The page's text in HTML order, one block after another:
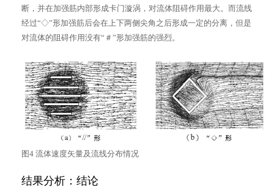
断，并在加强筋内部形成卡门漩涡，对流体阻碍作用最大。而流线
经过“◇”形加强筋后会在上下两侧尖角之后形成一定的分离，但是
对流体的阻碍作用没有“＃”形加强筋的强烈。
图4 流体速度矢量及流线分布情况
结果分析：结论